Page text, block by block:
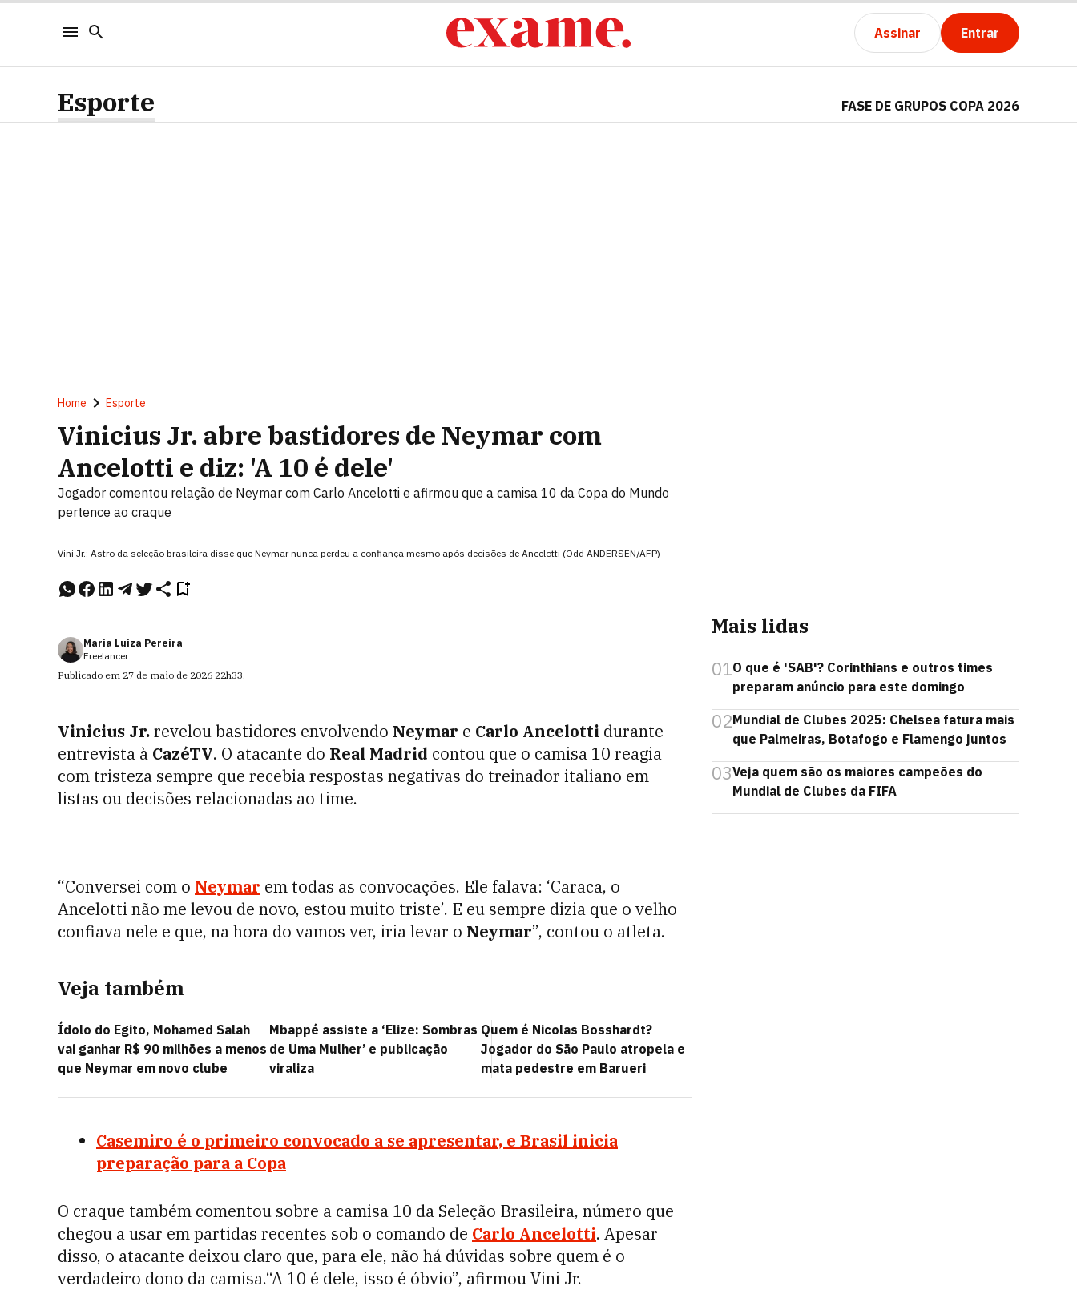
Assinar Entrar
Esporte FASE DE GRUPOS COPA 2026
Home Esporte
Vinicius Jr. abre bastidores de Neymar com
Ancelotti e diz: 'A 10 é dele'
Jogador comentou relação de Neymar com Carlo Ancelotti e afirmou que a camisa 10 da Copa do Mundo
pertence ao craque
Vini Jr.: Astro da seleção brasileira disse que Neymar nunca perdeu a confiança mesmo após decisões de Ancelotti (Odd ANDERSEN/AFP)
Maria Luiza Pereira
Freelancer
Publicado em 27 de maio de 2026 22h33.
Vinicius Jr.revelou bastidores envolvendo Neymar e Carlo Ancelotti durante
entrevista à CazéTV. O atacante do Real Madrid contou que o camisa 10 reagia
com tristeza sempre que recebia respostas negativas do treinador italiano em
listas ou decisões relacionadas ao time.
“Conversei com o Neymar em todas as convocações. Ele falava: ‘Caraca, o
Ancelotti não me levou de novo, estou muito triste’. E eu sempre dizia que o velho
confiava nele e que, na hora do vamos ver, iria levar o Neymar”, contou o atleta.
Veja também
Ídolo do Egito, Mohamed Salah
vai ganhar R$ 90 milhões a menos
que Neymar em novo clube
Mbappé assiste a ‘Elize: Sombras
de Uma Mulher’ e publicação
viraliza
Quem é Nicolas Bosshardt?
Jogador do São Paulo atropela e
mata pedestre em Barueri
Casemiro é o primeiro convocado a se apresentar, e Brasil inicia
preparação para a Copa
O craque também comentou sobre a camisa 10 da Seleção Brasileira, número que
chegou a usar em partidas recentes sob o comando de Carlo Ancelotti. Apesar
disso, o atacante deixou claro que, para ele, não há dúvidas sobre quem é o
verdadeiro dono da camisa.“A 10 é dele, isso é óbvio”, afirmou Vini Jr.
Mais lidas
01O que é 'SAB'? Corinthians e outros times
preparam anúncio para este domingo
02Mundial de Clubes 2025: Chelsea fatura mais
que Palmeiras, Botafogo e Flamengo juntos
03Veja quem são os maiores campeões do
Mundial de Clubes da FIFA